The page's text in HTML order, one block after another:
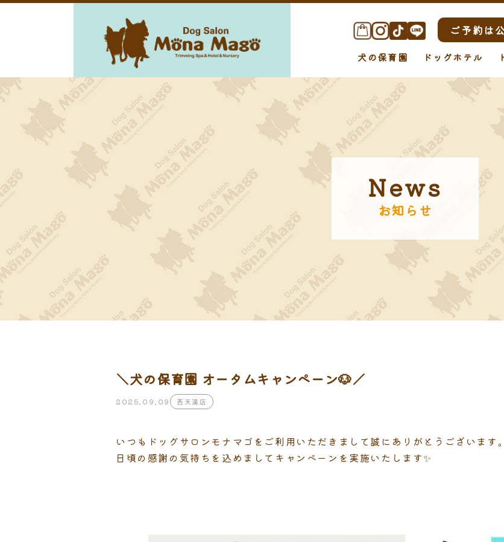
ご予約は
犬の保育園 ドッグホテル
お知らせ
News
＼犬の保育園 オータムキャンペーン🐶／
2025.09.09 西天満店
いつもドッグサロンモナマゴをご利用いただきまして誠にありがとうございます。
日頃の感謝の気持ちを込めましてキャンペーンを実施いたします✨